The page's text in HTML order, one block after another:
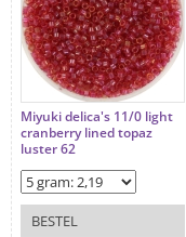
Miyuki delica's 11/0 light
cranberry lined topaz
luster 62
BESTEL